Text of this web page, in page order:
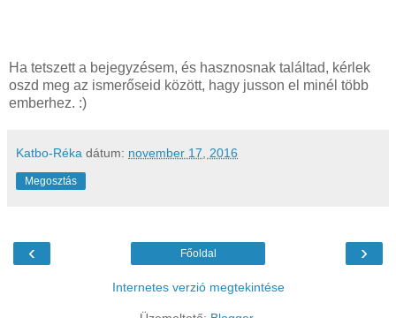
Ha tetszett a bejegyzésem, és hasznosnak találtad, kérlek
oszd meg az ismerőseid között, hagy jusson el minél több
emberhez. :)
Katbo-Réka dátum: november 17, 2016
Megosztás
‹ ›
Főoldal
Internetes verzió megtekintése